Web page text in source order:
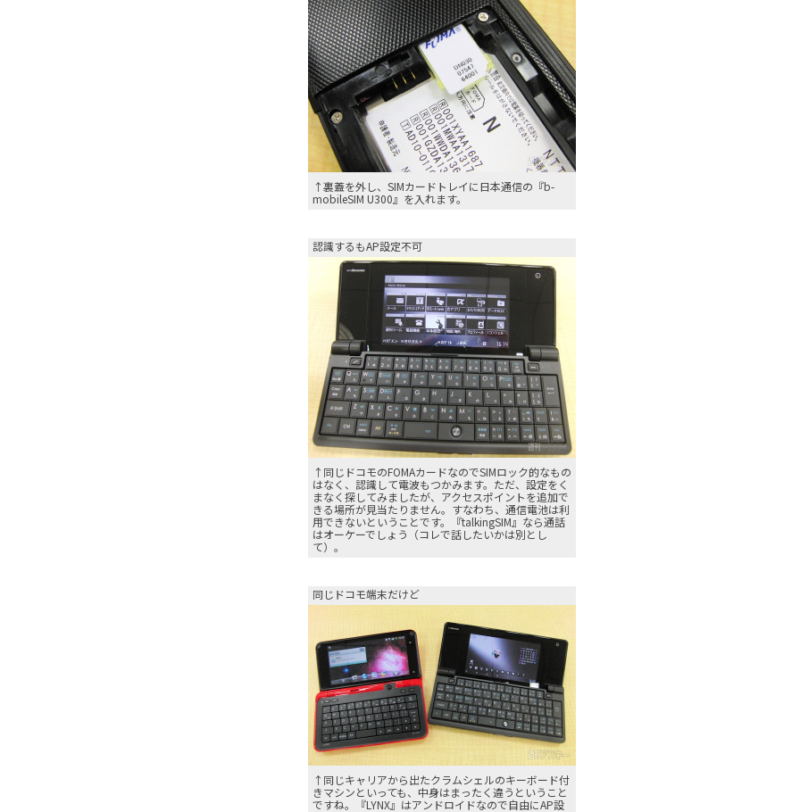
↑裏蓋を外し、SIMカードトレイに日本通信の『b-
mobileSIM U300』を入れます。
認識するもAP設定不可
↑同じドコモのFOMAカードなのでSIMロック的なもの
はなく、認識して電波もつかみます。ただ、設定をく
まなく探してみましたが、アクセスポイントを追加で
きる場所が見当たりません。すなわち、通信電池は利
用できないということです。『talkingSIM』なら通話
はオーケーでしょう（コレで話したいかは別とし
て）。
同じドコモ端末だけど
↑同じキャリアから出たクラムシェルのキーボード付
きマシンといっても、中身はまったく違うということ
ですね。『LYNX』はアンドロイドなので自由にAP設